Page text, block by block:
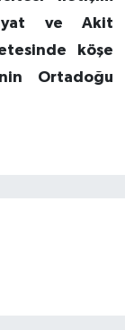
ve Akit
köşe
Ortadoğu